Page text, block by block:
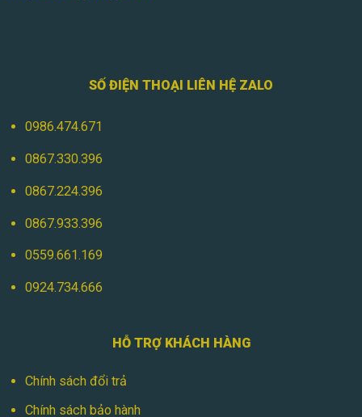
SỐ ĐIỆN THOẠI LIÊN HỆ ZALO
0986.474.671
0867.330.396
0867.224.396
0867.933.396
0559.661.169
0924.734.666
HỖ TRỢ KHÁCH HÀNG
Chính sách đổi trả
Chính sách bảo hành